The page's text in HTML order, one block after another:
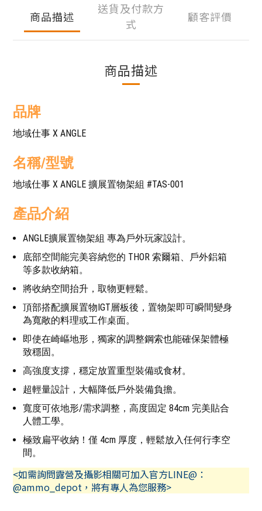
商品描述
送貨及付款方
式
顧客評價
商品描述
品牌
地域仕事 X ANGLE
名稱/型號
地域仕事 X ANGLE 擴展置物架組 #TAS-001
產品介紹
ANGLE擴展置物架組 專為戶外玩家設計。
底部空間能完美容納您的 THOR 索爾箱、戶外鋁箱
等多款收納箱。
將收納空間抬升，取物更輕鬆。
頂部搭配擴展置物IGT層板後，置物架即可瞬間變身
為寬敞的料理或工作桌面。
即使在崎嶇地形，獨家的調整鋼索也能確保架體極
致穩固。
高強度支撐，穩定放置重型裝備或食材。
超輕量設計，大幅降低戶外裝備負擔。
寬度可依地形/需求調整，高度固定 84cm 完美貼合
人體工學。
極致扁平收納！僅 4cm 厚度，輕鬆放入任何行李空
間。
<如需詢問露營及攝影相關可加入官方LINE@：
@ammo_depot，將有專人為您服務>